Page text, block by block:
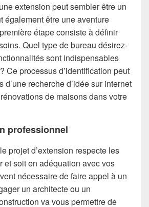
extension peut sembler être un
également être une aventure
étape consiste à définir
Quel type de bureau désirez-
sont indispensables
Ce processus d’identification peut
d’une recherche d’idée sur internet
de maisons dans votre
professionnel
projet d’extension respecte les
et soit en adéquation avec vos
nécessaire de faire appel à un
un architecte ou un
va vous permettre de